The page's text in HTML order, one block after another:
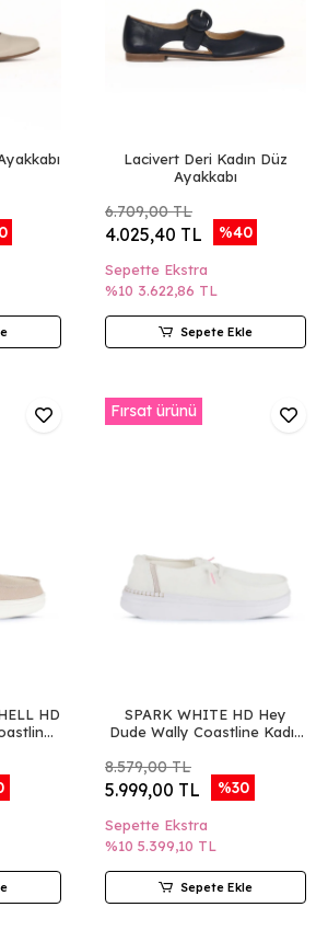
Lacivert Deri Kadın Düz
Ayakkabı
6.709,00 TL
4.025,40 TL %40
Sepette Ekstra
%10 3.622,86 TL
Sepete Ekle
HD
Fırsat ürünü
SPARK WHITE HD Hey
Dude Wally Coastline Kadın
8.579,00 TL
5.999,00 TL %30
Sepette Ekstra
%10 5.399,10 TL
Sepete Ekle